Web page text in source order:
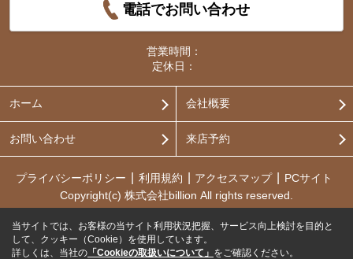
電話でお問い合わせ
営業時間：
定休日：
ホーム 会社概要
お問い合わせ 来店予約
プライバシーポリシー 利用規約 アクセスマップ
PCサイト
Copyright(c) 株式会社billion All rights reserved.
当サイトでは、お客様の当サイト利用状況把握、サービス向上検討を目的と
して、クッキー（Cookie）を使用しています。
詳しくは、当社の 「Cookieの取扱いについて」 をご確認ください。